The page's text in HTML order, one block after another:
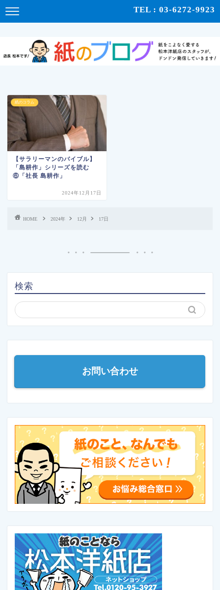
TEL : 03-6272-9923
紙のコラム
【サラリーマンのバイブル】
「島耕作」シリーズを読む
⑥「社長 島耕作」
2024年12月17日
HOME 2024年 12月 17日
検索
お問い合わせ